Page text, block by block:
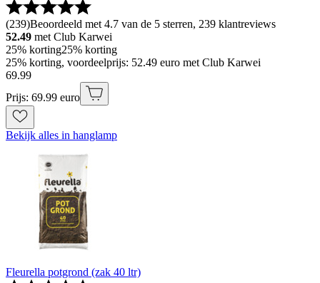
(239)Beoordeeld met 4.7 van de 5 sterren, 239 klantreviews
52.49 met Club Karwei
25% korting25% korting
25% korting, voordeelprijs: 52.49 euro met Club Karwei
69.99
Prijs: 69.99 euro
Bekijk alles in hanglamp
Fleurella potgrond (zak 40 ltr)